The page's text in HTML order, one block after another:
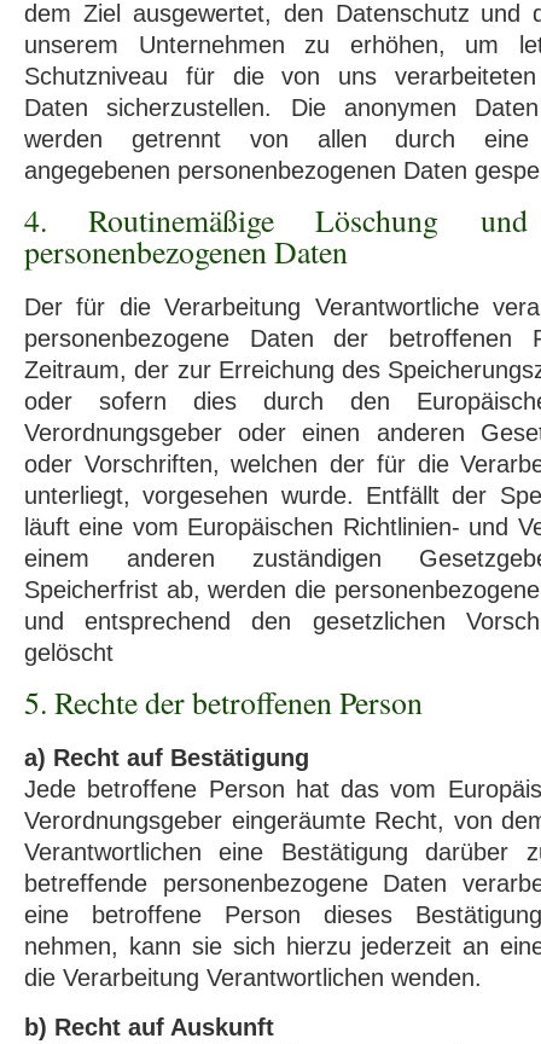
dem Ziel ausgewertet, den Datenschutz und
unserem Unternehmen zu erhöhen, um
Schutzniveau für die von uns verarbeiteten
Daten sicherzustellen. Die anonymen
werden getrennt von allen durch eine
angegebenen personenbezogenen Daten
4. Routinemäßige Löschung
personenbezogenen Daten
Der für die Verarbeitung Verantwortliche
personenbezogene Daten der
Zeitraum, der zur Erreichung des
oder sofern dies durch den
Verordnungsgeber oder einen anderen
oder Vorschriften, welchen der für die
unterliegt, vorgesehen wurde. Entfällt der
läuft eine vom Europäischen Richtlinien- und
einem anderen zuständigen
Speicherfrist ab, werden die
und entsprechend den gesetzlichen
gelöscht
5. Rechte der betroffenen Person
a) Recht auf Bestätigung
Jede betroffene Person hat das vom
Verordnungsgeber eingeräumte Recht, von
Verantwortlichen eine Bestätigung darüber
betreffende personenbezogene Daten
eine betroffene Person dieses
nehmen, kann sie sich hierzu jederzeit an
die Verarbeitung Verantwortlichen wenden.
b) Recht auf Auskunft